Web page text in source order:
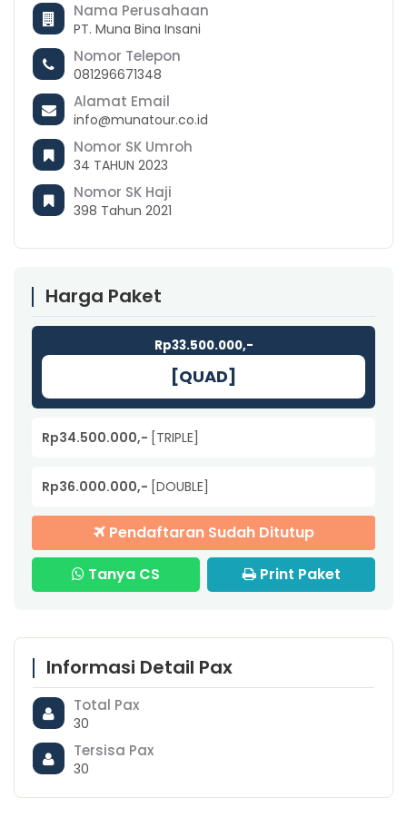
Nama Perusahaan
PT. Muna Bina Insani
Nomor Telepon
081296671348
Alamat Email
info@munatour.co.id
Nomor SK Umroh
34 TAHUN 2023
Nomor SK Haji
398 Tahun 2021
Harga Paket
Rp33.500.000,-
[QUAD]
Rp34.500.000,- [TRIPLE]
Rp36.000.000,- [DOUBLE]
Pendaftaran Sudah Ditutup
Tanya CS
Print Paket
Informasi Detail Pax
Total Pax
30
Tersisa Pax
30